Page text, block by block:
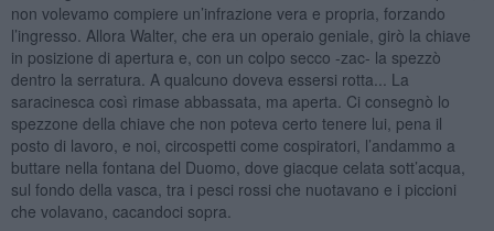
non volevamo compiere un’infrazione vera e propria, forzando
l’ingresso. Allora Walter, che era un operaio geniale, girò la chiave
in posizione di apertura e, con un colpo secco -zac- la spezzò
dentro la serratura. A qualcuno doveva essersi rotta... La
saracinesca così rimase abbassata, ma aperta. Ci consegnò lo
spezzone della chiave che non poteva certo tenere lui, pena il
posto di lavoro, e noi, circospetti come cospiratori, l’andammo a
buttare nella fontana del Duomo, dove giacque celata sott’acqua,
sul fondo della vasca, tra i pesci rossi che nuotavano e i piccioni
che volavano, cacandoci sopra.